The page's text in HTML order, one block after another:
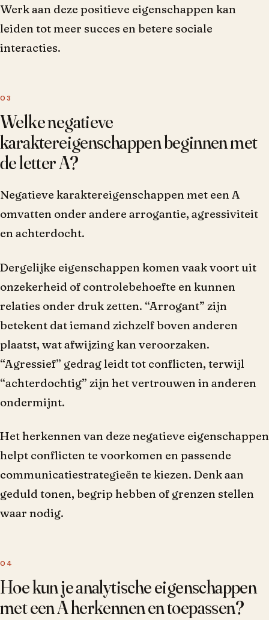
Werk aan deze positieve eigenschappen kan
leiden tot meer succes en betere sociale
interacties.
Welke negatieve
karaktereigenschappen beginnen met
de letter A?
Negatieve karaktereigenschappen met een A
omvatten onder andere arrogantie, agressiviteit
en achterdocht.
Dergelijke eigenschappen komen vaak voort uit
onzekerheid of controlebehoefte en kunnen
relaties onder druk zetten. “Arrogant” zijn
betekent dat iemand zichzelf boven anderen
plaatst, wat afwijzing kan veroorzaken.
“Agressief” gedrag leidt tot conflicten, terwijl
“achterdochtig” zijn het vertrouwen in anderen
ondermijnt.
Het herkennen van deze negatieve eigenschappen
helpt conflicten te voorkomen en passende
communicatiestrategieën te kiezen. Denk aan
geduld tonen, begrip hebben of grenzen stellen
waar nodig.
Hoe kun je analytische eigenschappen
met een A herkennen en toepassen?